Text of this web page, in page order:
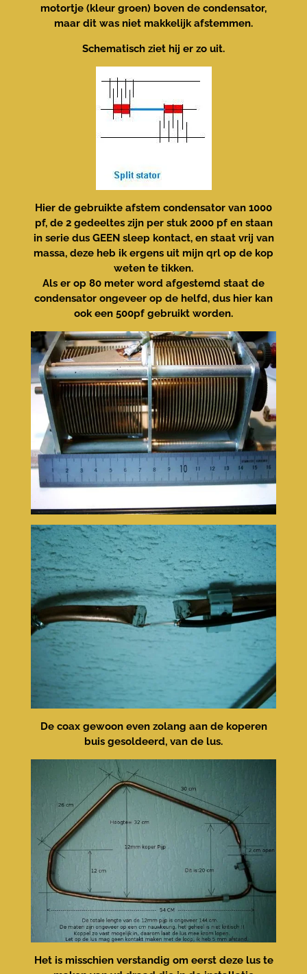
motortje (kleur groen) boven de condensator,
maar dit was niet makkelijk afstemmen.
Schematisch ziet hij er zo uit.
Hier de gebruikte afstem condensator van 1000
pf, de 2 gedeeltes zijn per stuk 2000 pf en staan
in serie dus GEEN sleep kontact, en staatvrij van
massa, deze heb ik ergens uit mijn qrl op de kop
weten te tikken.
Als er op 80 meter word afgestemd staat de
condensator ongeveer op de helfd, dus hier kan
ook een 500pf gebruikt worden.
De coax gewoon even zolang aan de koperen
buis gesoldeerd, van de lus.
Het is misschien verstandig om eerst deze lus te